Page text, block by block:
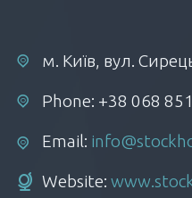
м. Київ, вул.
Phone: +38 068
Email:
Website: